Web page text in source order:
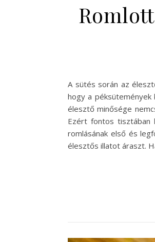
A sütés során az
hogy a
élesztő minősége
Ezért fontos tisztában
romlásának első és
élesztős illatot áraszt.